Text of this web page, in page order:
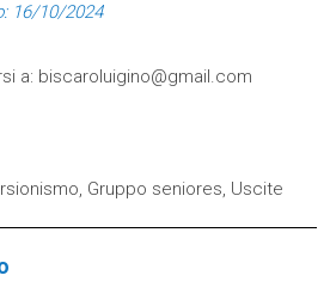
16/10/2024
a: biscaroluigino@gmail.com
, Gruppo seniores, Uscite